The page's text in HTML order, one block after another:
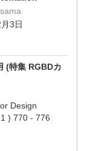
3日
(特集 RGBDカ
Design
) 770 - 776